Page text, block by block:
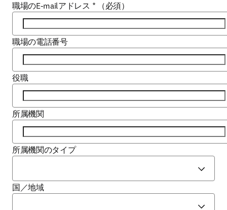
職場のE-mailアドレス * （必須）
職場の電話番号
役職
所属機関
所属機関のタイプ
国／地域